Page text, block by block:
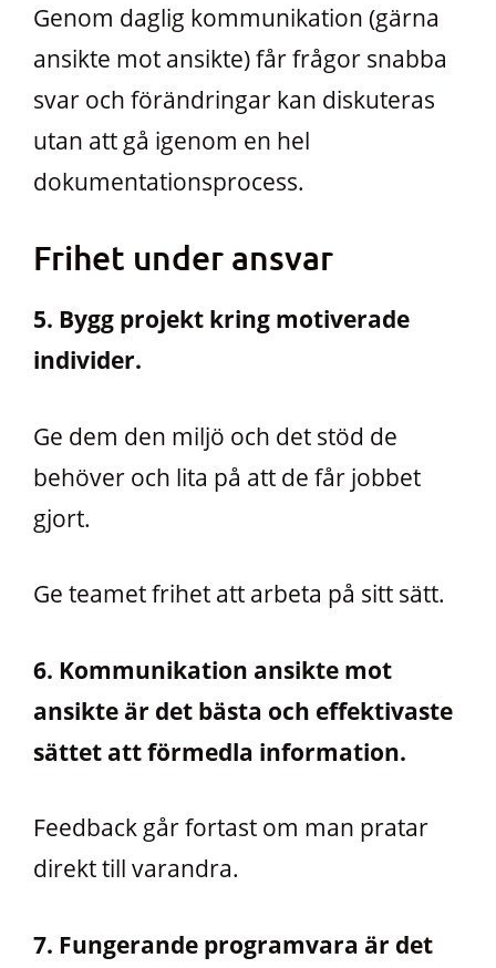
Genom daglig kommunikation (gärna
ansikte mot ansikte) får frågor snabba
svar och förändringar kan diskuteras
utan att gå igenom en hel
dokumentationsprocess.
Frihet under ansvar
5. Bygg projekt kring motiverade
individer.
Ge dem den miljö och det stöd de
behöver och lita på att de får jobbet
gjort.
Ge teamet frihet att arbeta på sitt sätt.
6. Kommunikation ansikte mot
ansikte är det bästa och effektivaste
sättet att förmedla information.
Feedback går fortast om man pratar
direkt till varandra.
7. Fungerande programvara är det